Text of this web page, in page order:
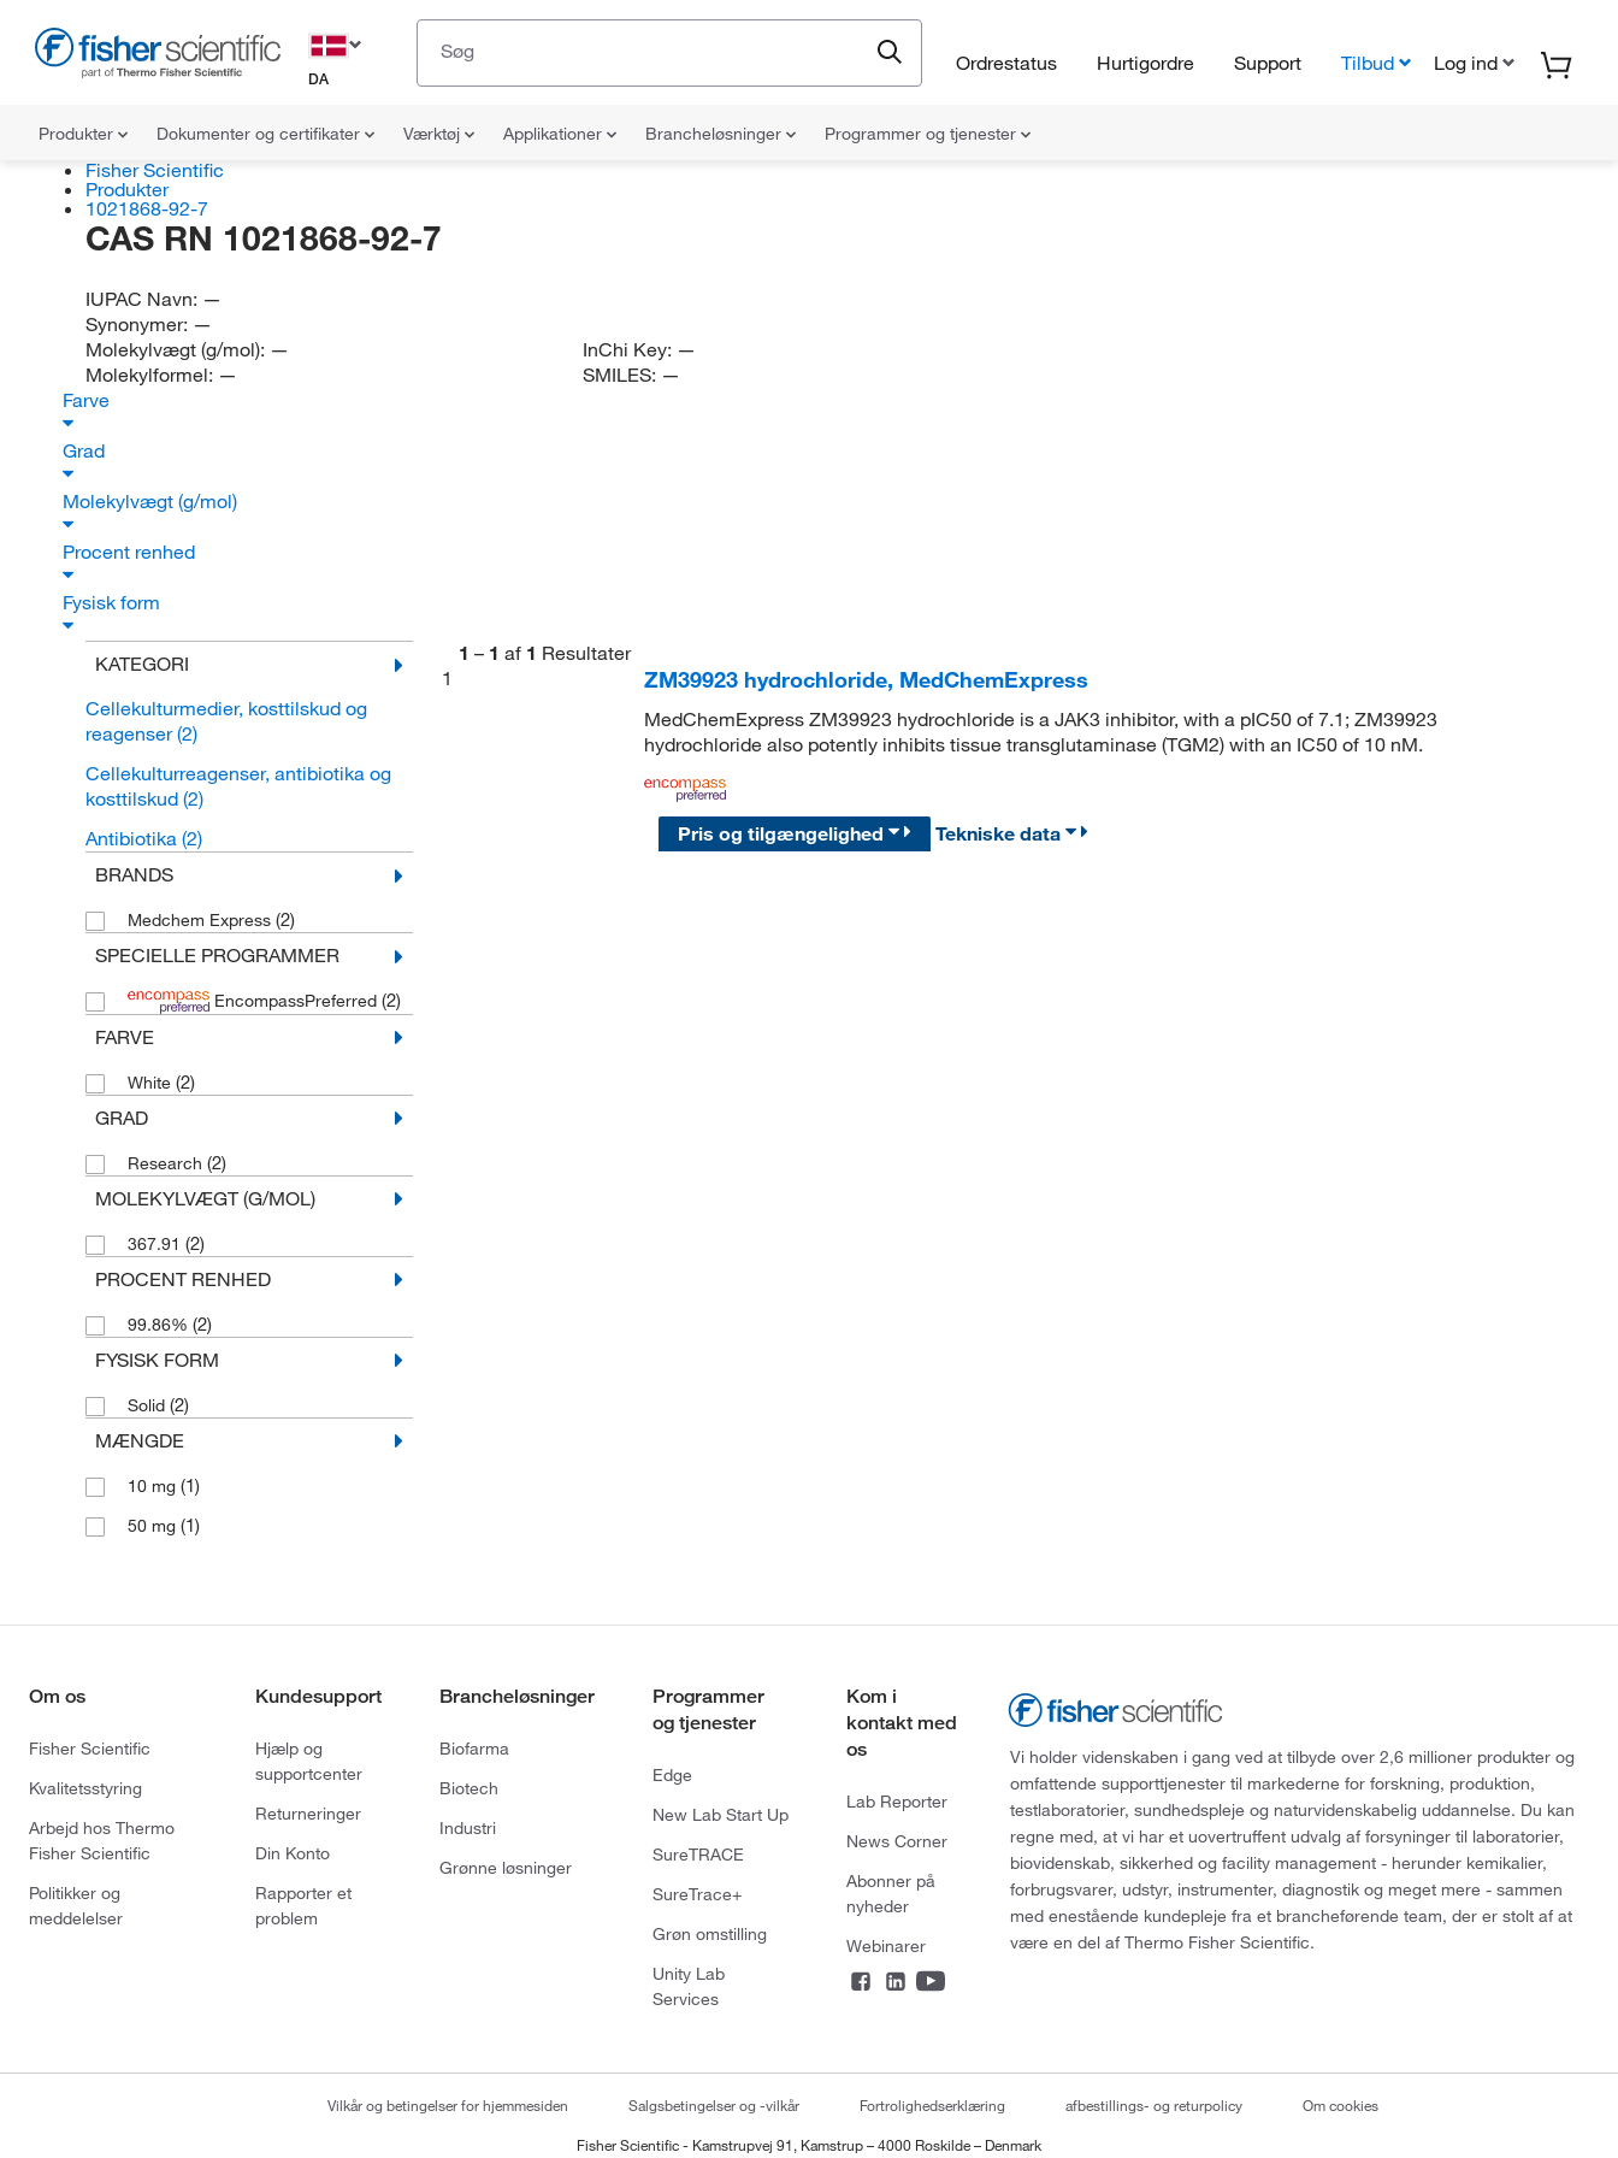
DA
Ordrestatus Hurtigordre Support Tilbud Log ind
Produkter Dokumenter og certifikater Værktøj Applikationer Brancheløsninger Programmer og tjenester
Fisher Scientific
Produkter
1021868-92-7
CAS RN 1021868-92-7
IUPAC Navn: —
Synonymer: —
Molekylvægt (g/mol): —
Molekylformel: —
InChi Key: —
SMILES: —
Farve
Grad
Molekylvægt (g/mol)
Procent renhed
Fysisk form
KATEGORI
Cellekulturmedier, kosttilskud og
reagenser(2)
Cellekulturreagenser, antibiotika og
kosttilskud (2)
Antibiotika (2)
BRANDS
Medchem Express (2)
SPECIELLE PROGRAMMER
EncompassPreferred (2)
FARVE
White (2)
GRAD
Research (2)
MOLEKYLVÆGT (G/MOL)
367.91 (2)
PROCENT RENHED
99.86% (2)
FYSISK FORM
Solid (2)
MÆNGDE
10 mg (1)
50 mg (1)
1 – 1 af 1 Resultater
1
ZM39923 hydrochloride, MedChemExpress
MedChemExpress ZM39923 hydrochloride is a JAK3 inhibitor, with a pIC50 of 7.1; ZM39923
hydrochloride also potently inhibits tissue transglutaminase (TGM2) with an IC50 of 10 nM.
Pris og tilgængelighed Tekniske data
Om os
Fisher Scientific
Kvalitetsstyring
Arbejd hos Thermo
Fisher Scientific
Politikker og
meddelelser
Kundesupport
Hjælp og
supportcenter
Returneringer
Din Konto
Rapporter et
problem
Brancheløsninger
Biofarma
Biotech
Industri
Grønne løsninger
Programmer
og tjenester
Edge
New Lab Start Up
SureTRACE
SureTrace+
Grøn omstilling
Unity Lab
Services
Kom i
kontakt med
os
Lab Reporter
News Corner
Abonner på
nyheder
Webinarer
Vi holder videnskaben i gang ved at tilbyde over 2,6 millioner produkter og
omfattende supporttjenester til markederne for forskning, produktion,
testlaboratorier, sundhedspleje og naturvidenskabelig uddannelse. Du kan
regne med, at vi har et uovertruffent udvalg af forsyninger til laboratorier,
biovidenskab, sikkerhed og facility management - herunder kemikalier,
forbrugsvarer, udstyr, instrumenter, diagnostik og meget mere - sammen
med enestående kundepleje fra et brancheførende team, der er stolt af at
være en del af Thermo Fisher Scientific.
Vilkår og betingelser for hjemmesiden Salgsbetingelser og -vilkår Fortrolighedserklæring afbestillings- og returpolicy Om cookies
Fisher Scientific - Kamstrupvej 91, Kamstrup – 4000 Roskilde – Denmark